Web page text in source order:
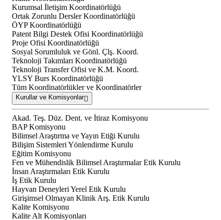
Kurumsal İletişim Koordinatörlüğü
Ortak Zorunlu Dersler Koordinatörlüğü
ÖYP Koordinatörlüğü
Patent Bilgi Destek Ofisi Koordinatörlüğü
Proje Ofisi Koordinatörlüğü
Sosyal Sorumluluk ve Gönl. Çlş. Koord.
Teknoloji Takımları Koordinatörlüğü
Teknoloji Transfer Ofisi ve K.M. Koord.
YLSY Burs Koordinatörlüğü
Tüm Koordinatörlükler ve Koordinatörler
Kurullar ve Komisyonlar
Akad. Teş. Düz. Dent. ve İtiraz Komisyonu
BAP Komisyonu
Bilimsel Araştırma ve Yayın Etiği Kurulu
Bilişim Sistemleri Yönlendirme Kurulu
Eğitim Komisyonu
Fen ve Mühendislik Bilimsel Araştırmalar Etik Kurulu
İnsan Araştırmaları Etik Kurulu
İş Etik Kurulu
Hayvan Deneyleri Yerel Etik Kurulu
Girişimsel Olmayan Klinik Arş. Etik Kurulu
Kalite Komisyonu
Kalite Alt Komisyonları